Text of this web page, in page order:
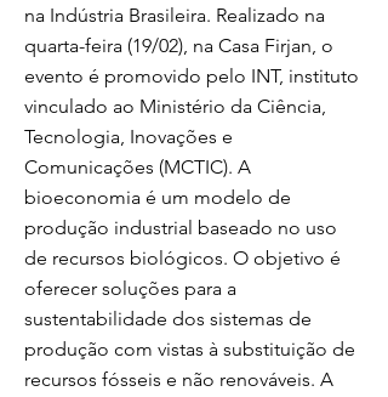
na Indústria Brasileira. Realizado na
quarta-feira (19/02), na Casa Firjan, o
evento é promovido pelo INT, instituto
vinculado ao Ministério da Ciência,
Tecnologia, Inovações e
Comunicações (MCTIC). A
bioeconomia é um modelo de
produção industrial baseado no uso
de recursos biológicos. O objetivo é
oferecer soluções para a
sustentabilidade dos sistemas de
produção com vistas à substituição de
recursos fósseis e não renováveis. A